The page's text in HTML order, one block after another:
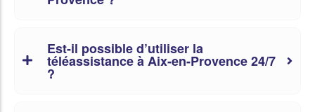
Est-il possible d’utiliser la
téléassistance à Aix-en-Provence 24/7
?